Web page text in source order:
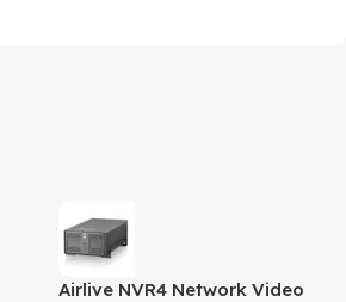
Airlive NVR4 Network Video